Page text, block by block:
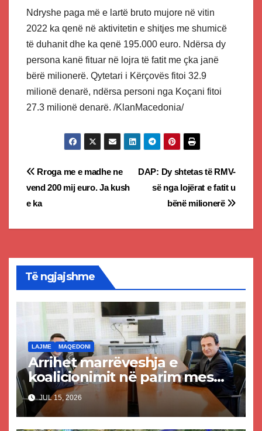
Ndryshe paga më e lartë bruto mujore në vitin
2022 ka qenë në aktivitetin e shitjes me shumicë
të duhanit dhe ka qenë 195.000 euro. Ndërsa dy
persona kanë fituar në lojra të fatit me çka janë
bërë milionerë. Qytetari i Kërçovës fitoi 32.9
milionë denarë, ndërsa personi nga Koçani fitoi
27.3 milionë denarë. /KlanMacedonia/
Post
navigation
DAP: Dy shtetas të RMV-
së nga lojërat e fatit u
bënë milionerë
Rroga me e madhe ne
vend 200 mij euro. Ja kush
e ka
Të ngjajshme
LAJME MAQEDONI
Arrihet marrëveshja e
koalicionimit në parim mes
Kurtit dhe Abdixhikut
JUL 15, 2026